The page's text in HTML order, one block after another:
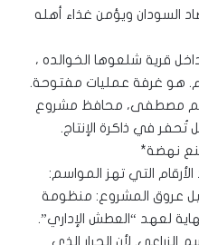
السودان ويؤمن غذاء أهله
قرية شلعوها الخوالده ،
هو غرفة عمليات مفتوحة.
مصطفى، محافظ مشروع
تُحفر في ذاكرة الإنتاج.
نهضة*
الأرقام التي تهز المواسم:
عروق المشروع: منظومة
لعهد “العطش الإداري”.
الزراعي. لأن الجرار الذي